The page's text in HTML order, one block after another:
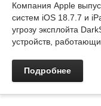
Компания Apple
систем iOS 18.7.7 и
угрозу эксплойта
устройств,
Подробнее